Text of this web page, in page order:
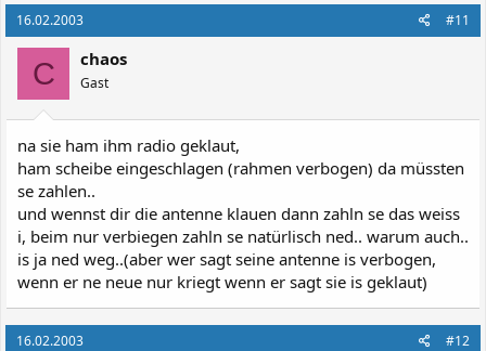
16.02.2003 #11
C chaos
Gast
na sie ham ihm radio geklaut,
ham scheibe eingeschlagen (rahmen verbogen) da müssten
se zahlen..
und wennst dir die antenne klauen dann zahln se das weiss
i, beim nur verbiegen zahln se natürlisch ned.. warum auch..
is ja ned weg..(aber wer sagt seine antenne is verbogen,
wenn er ne neue nur kriegt wenn er sagt sie is geklaut)
16.02.2003 #12